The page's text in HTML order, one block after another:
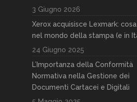
3 Giugno 2026
Xerox acquisisce Lexmark:
nel mondo della stampa (e in
24 Giugno 2025
L’Importanza della Conformità
Normativa nella Gestione dei
Documenti Cartacei e Digitali